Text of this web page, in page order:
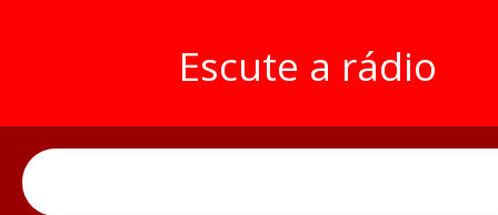
Escute a rádio